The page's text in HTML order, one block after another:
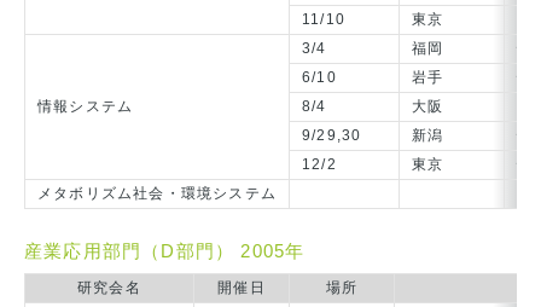
11/10
東京
情報システム
3/4 福岡
6/10
岩手
8/4
大阪
9/29,30
新潟
12/2
東京
メタボリズム社会・環境システム
産業応用部門（D部門） 2005年
研究会名 開催日 場所